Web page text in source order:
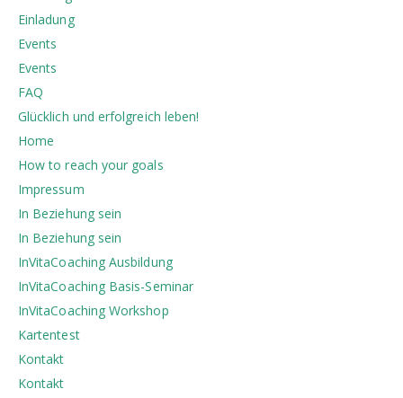
Einladung
Events
Events
FAQ
Glücklich und erfolgreich leben!
Home
How to reach your goals
Impressum
In Beziehung sein
In Beziehung sein
InVitaCoaching Ausbildung
InVitaCoaching Basis-Seminar
InVitaCoaching Workshop
Kartentest
Kontakt
Kontakt